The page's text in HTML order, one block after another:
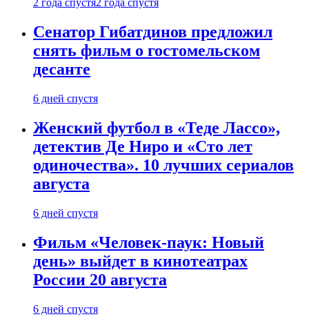
2 года спустя2 года спустя
Сенатор Гибатдинов предложил
снять фильм о гостомельском
десанте
6 дней спустя
Женский футбол в «Теде Лассо»,
детектив Де Ниро и «Сто лет
одиночества». 10 лучших сериалов
августа
6 дней спустя
Фильм «Человек-паук: Новый
день» выйдет в кинотеатрах
России 20 августа
6 дней спустя